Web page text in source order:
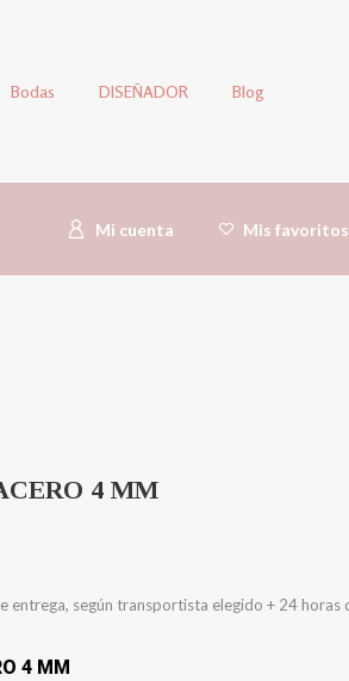
Bodas DISEÑADOR Blog
Mi cuenta Mis favoritos
4 MM
entrega, según transportista elegido + 24 horas
4 MM